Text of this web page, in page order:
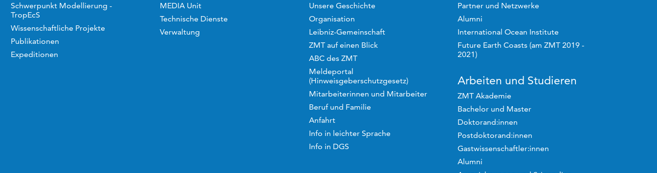
Schwerpunkt Modellierung -
TropEcS
Wissenschaftliche Projekte
Publikationen
Expeditionen
MEDIA Unit
Technische Dienste
Verwaltung
Unsere Geschichte
Organisation
Leibniz-Gemeinschaft
ZMT auf einen Blick
ABC des ZMT
Meldeportal
(Hinweisgeberschutzgesetz)
Mitarbeiterinnen und Mitarbeiter
Beruf und Familie
Anfahrt
Info in leichter Sprache
Info in DGS
Partner und Netzwerke
Alumni
International Ocean Institute
Future Earth Coasts (am ZMT 2019 -
2021)
Arbeiten und Studieren
ZMT Akademie
Bachelor und Master
Doktorand:innen
Postdoktorand:innen
Gastwissenschaftler:innen
Alumni